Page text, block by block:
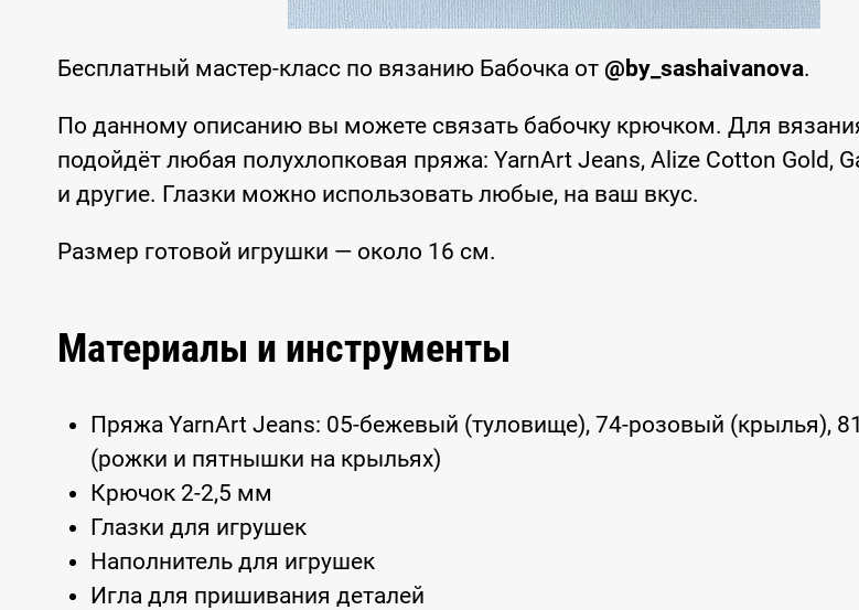
Бесплатный мастер-класс по вязанию Бабочка от @by_sashaivanova.
По данному описанию вы можете связать бабочку крючком. Для
подойдёт любая полухлопковая пряжа: YarnArt Jeans, Alize Cotton Gold,
и другие. Глазки можно использовать любые, на ваш вкус.
Размер готовой игрушки — около 16 см.
Материалы и инструменты
Пряжа YarnArt Jeans: 05-бежевый (туловище), 74-розовый (крылья),
(рожки и пятнышки на крыльях)
Крючок 2-2,5 мм
Глазки для игрушек
Наполнитель для игрушек
Игла для пришивания деталей